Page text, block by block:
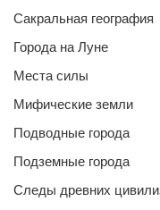
Сакральная география
Города на Луне
Места силы
Мифические земли
Подводные города
Подземные города
Следы древних